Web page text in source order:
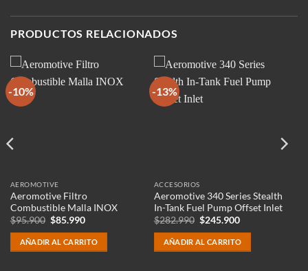
PRODUCTOS RELACIONADOS
-10%
AEROMOTIVE
Aeromotive Filtro
Combustible Malla INOX
$95.900 El
original
era:
$95.900.
$85.990El
actual
es:
$85.990.
AÑADIR AL CARRITO
-13%
ACCESORIOS
Aeromotive 340 Series Stealth
In-Tank Fuel Pump Offset Inlet
$282.990 El
original
era:
$282.990.
$245.900El
actual
es:
$245.900.
AÑADIR AL CARRITO